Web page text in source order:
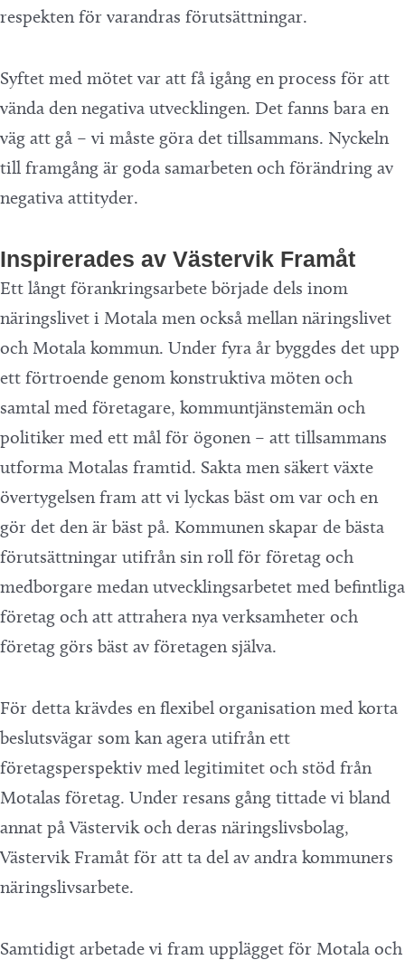
respekten för varandras förutsättningar.
Syftet med mötet var att få igång en process för att
vända den negativa utvecklingen. Det fanns bara en
väg att gå – vi måste göra det tillsammans. Nyckeln
till framgång är goda samarbeten och förändring av
negativa attityder.
Inspirerades av Västervik Framåt
Ett långt förankringsarbete började dels inom
näringslivet i Motala men också mellan näringslivet
och Motala kommun. Under fyra år byggdes det upp
ett förtroende genom konstruktiva möten och
samtal med företagare, kommuntjänstemän och
politiker med ett mål för ögonen – att tillsammans
utforma Motalas framtid. Sakta men säkert växte
övertygelsen fram att vi lyckas bäst om var och en
gör det den är bäst på. Kommunen skapar de bästa
förutsättningar utifrån sin roll för företag och
medborgare medan utvecklingsarbetet med befintliga
företag och att attrahera nya verksamheter och
företag görs bäst av företagen själva.
För detta krävdes en flexibel organisation med korta
beslutsvägar som kan agera utifrån ett
företagsperspektiv med legitimitet och stöd från
Motalas företag. Under resans gång tittade vi bland
annat på Västervik och deras näringslivsbolag,
Västervik Framåt för att ta del av andra kommuners
näringslivsarbete.
Samtidigt arbetade vi fram upplägget för Motala och